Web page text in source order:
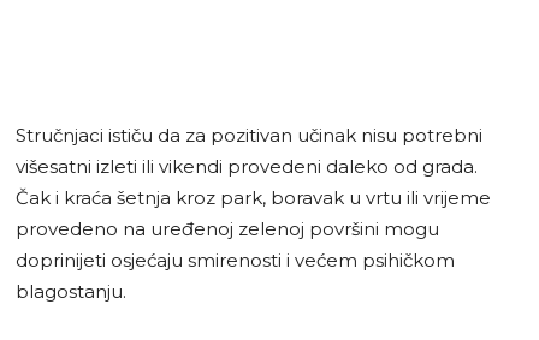
Stručnjaci ističu da za pozitivan učinak nisu potrebni
višesatni izleti ili vikendi provedeni daleko od grada.
Čak i kraća šetnja kroz park, boravak u vrtu ili vrijeme
provedeno na uređenoj zelenoj površini mogu
doprinijeti osjećaju smirenosti i većem psihičkom
blagostanju.